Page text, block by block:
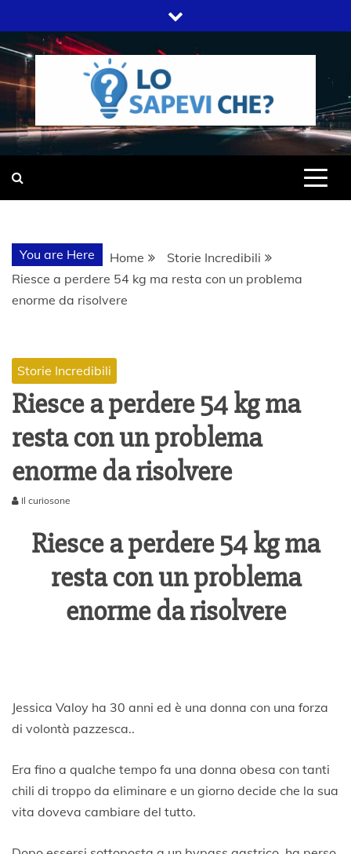
to
content
LO SAPEVI
CHE?
SITO WEB DEL GRUPPO LIFELIVE
You are Here Home
Storie Incredibili
Riesce a perdere 54 kg ma resta con un problema
enorme da risolvere
Storie Incredibili
Riesce a perdere 54 kg ma
resta con un problema
enorme da risolvere
9
Il curiosone
Riesce a perdere 54 kg ma
resta con un problema
enorme da risolvere
Jessica Valoy ha 30 anni ed è una donna con una forza
di volontà pazzesca..
Era fino a qualche tempo fa una donna obesa con tanti
chili di troppo da eliminare e un giorno decide che la sua
vita doveva cambiare del tutto.